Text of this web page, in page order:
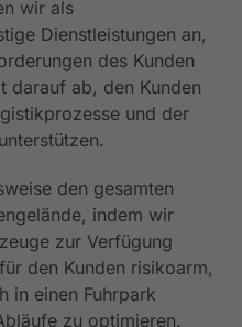
wir als
Dienstleistungen an,
des Kunden
darauf ab, den Kunden
und der
den gesamten
indem wir
zur Verfügung
den Kunden risikoarm,
in einen Fuhrpark
zu optimieren.